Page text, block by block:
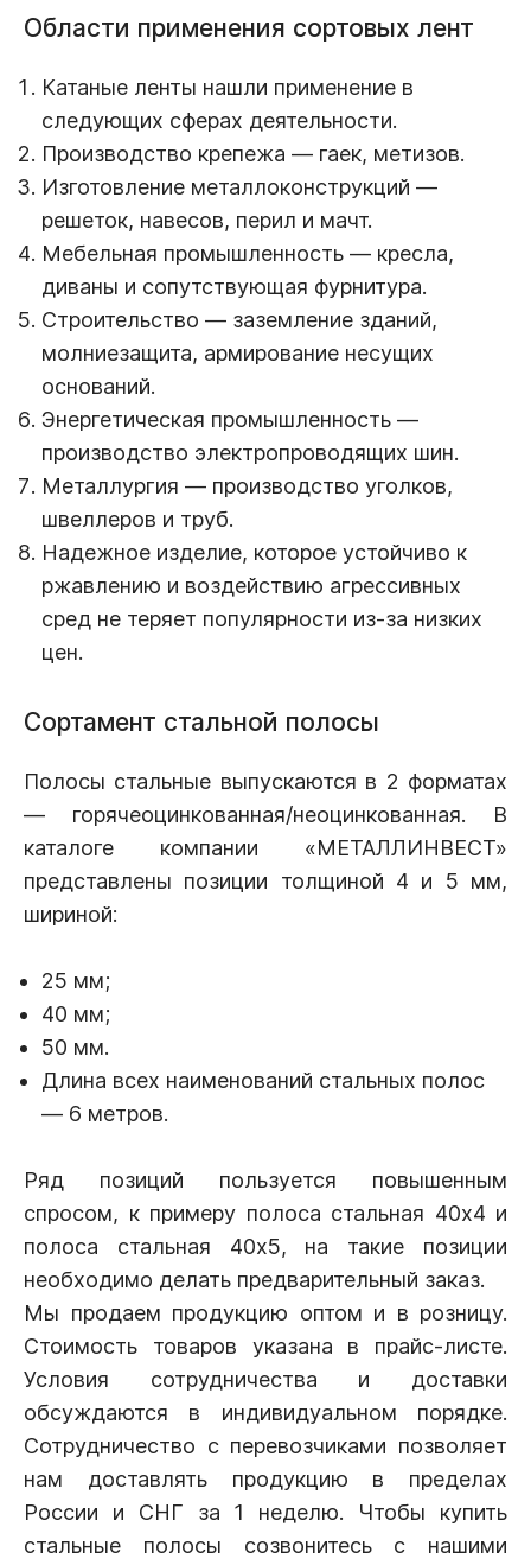
Области применения сортовых лент
Катаные ленты нашли применение в
следующих сферах деятельности.
Производство крепежа — гаек, метизов.
Изготовление металлоконструкций —
решеток, навесов, перил и мачт.
Мебельная промышленность — кресла,
диваны и сопутствующая фурнитура.
Строительство — заземление зданий,
молниезащита, армирование несущих
оснований.
Энергетическая промышленность —
производство электропроводящих шин.
Металлургия — производство уголков,
швеллеров и труб.
Надежное изделие, которое устойчиво к
ржавлению и воздействию агрессивных
сред не теряет популярности из-за низких
цен.
Сортамент стальной полосы
Полосы стальные выпускаются в 2 форматах
— горячеоцинкованная/неоцинкованная. В
каталоге компании «МЕТАЛЛИНВЕСТ»
представлены позиции толщиной 4 и 5 мм,
шириной:
25 мм;
40 мм;
50 мм.
Длина всех наименований стальных полос
— 6 метров.
Ряд позиций пользуется повышенным
спросом, к примеру полоса стальная 40х4 и
полоса стальная 40х5, на такие позиции
необходимо делать предварительный заказ.
Мы продаем продукцию оптом и в розницу.
Стоимость товаров указана в прайс-листе.
Условия сотрудничества и доставки
обсуждаются в индивидуальном порядке.
Сотрудничество с перевозчиками позволяет
нам доставлять продукцию в пределах
России и СНГ за 1 неделю. Чтобы купить
стальные полосы созвонитесь с нашими